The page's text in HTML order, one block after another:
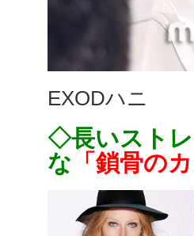
EXODハニ
◇長いスト
な 「鎖骨の